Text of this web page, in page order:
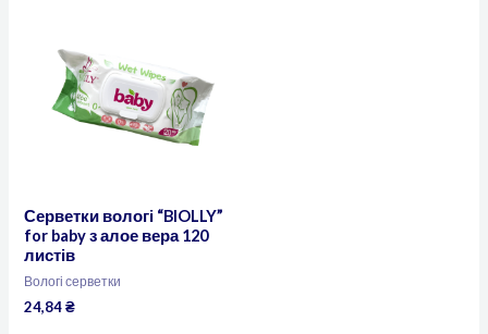
Серветки вологі “BIOLLY”
for baby з алое вера 120
листів
Вологі серветки
24,84₴